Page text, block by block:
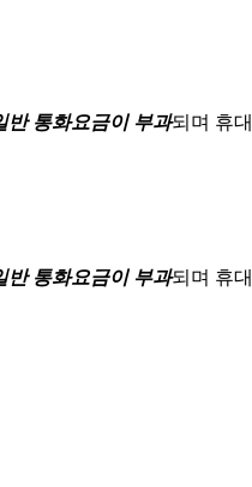
반 통화요금이 부과되며 휴
반 통화요금이 부과되며 휴